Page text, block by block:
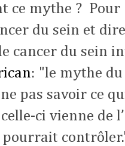
ce mythe ? Pour
du sein et
cancer du sein
: "le mythe
pas savoir ce
ci vienne de
pourrait